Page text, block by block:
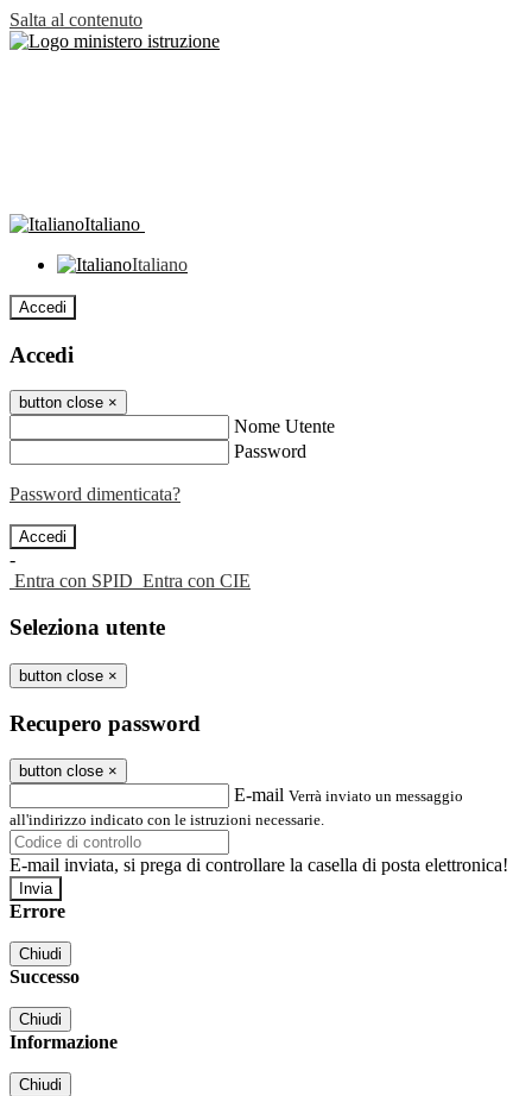
Salta al contenuto
Italiano
Italiano
Accedi
Accedi
button close ×
Nome Utente
Password
Password dimenticata?
-
Entra con SPID Entra con CIE
Seleziona utente
button close ×
Recupero password
button close ×
E-mail Verrà inviato un messaggio
all'indirizzo indicato con le istruzioni necessarie.
E-mail inviata, si prega di controllare la casella di posta elettronica!
Errore
Chiudi
Successo
Chiudi
Informazione
Chiudi